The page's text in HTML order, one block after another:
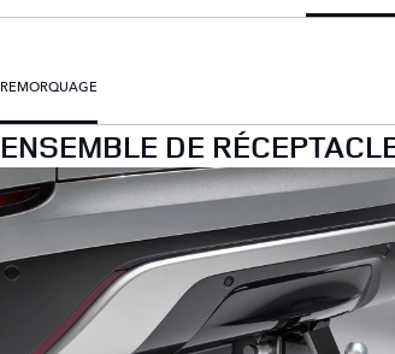
REMORQUAGE
ENSEMBLE DE